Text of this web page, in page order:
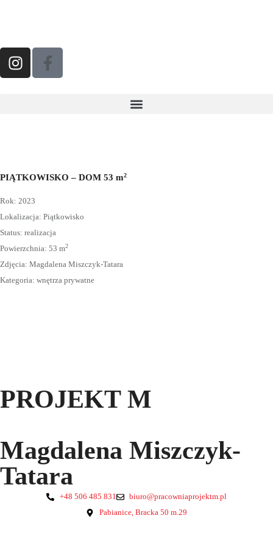
PIĄTKOWISKO – DOM 53 m2
Rok: 2023
Lokalizacja: Piątkowisko
Status: realizacja
Powierzchnia: 53 m2
Zdjęcia: Magdalena Miszczyk-Tatara
Kategoria: wnętrza prywatne
PROJEKT M
Magdalena Miszczyk-
Tatara
+48 506 485 831
biuro@pracowniaprojektm.pl
Pabianice, Bracka 50 m.29